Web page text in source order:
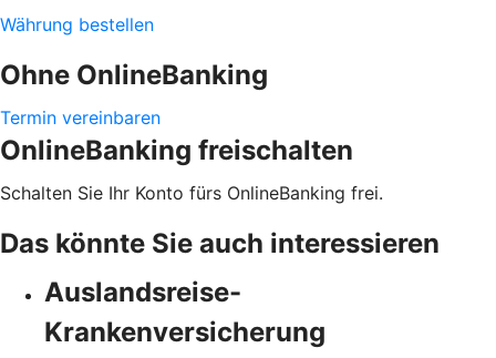
Währung bestellen
Ohne OnlineBanking
Termin vereinbaren
OnlineBanking freischalten
Schalten Sie Ihr Konto fürs OnlineBanking frei.
Das könnte Sie auch interessieren
Auslandsreise-
Krankenversicherung